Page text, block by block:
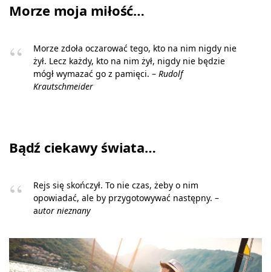
Morze moja miłość…
Morze zdoła oczarować tego, kto na nim nigdy nie
żył. Lecz każdy, kto na nim żył, nigdy nie będzie
mógł wymazać go z pamięci. – Rudolf
Krautschmeider
Bądź ciekawy świata…
Rejs się skończył. To nie czas, żeby o nim
opowiadać, ale by przygotowywać następny. –
autor nieznany